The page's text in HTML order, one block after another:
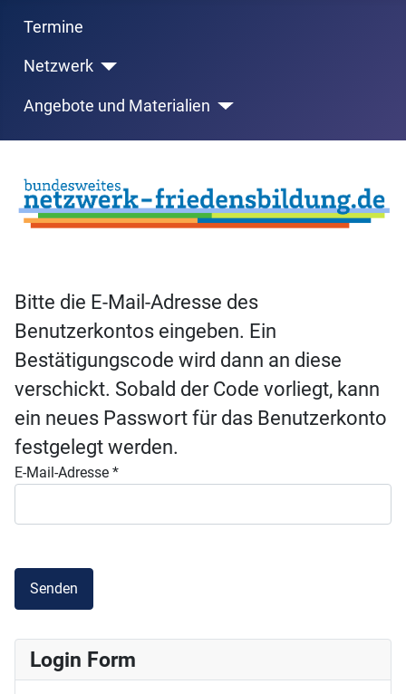
Termine
Netzwerk
Angebote und Materialien
Bitte die E-Mail-Adresse des
Benutzerkontos eingeben. Ein
Bestätigungscode wird dann an diese
verschickt. Sobald der Code vorliegt, kann
ein neues Passwort für das Benutzerkonto
festgelegt werden.
E-Mail-Adresse *
Senden
Login Form